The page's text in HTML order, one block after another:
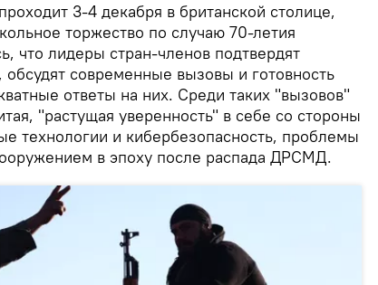
3-4 декабря в британской столице,
торжество по случаю 70-летия
что лидеры стран-членов подтвердят
обсудят современные вызовы и готовность
ответы на них. Среди таких "вызовов"
"растущая уверенность" в себе со стороны
технологии и кибербезопасность, проблемы
в эпоху после распада ДРСМД.